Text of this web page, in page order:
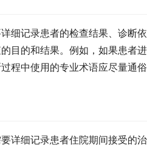
细记录患者的检查结果、诊断
目的和结果。例如，如果患者
程中使用的专业术语应尽量通俗
详细记录患者住院期间接受的